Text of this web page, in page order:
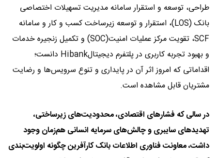
طراحی، توسعه و استقرار سامانه مدیریت تسهیلات اختصاصی
بانک (LOS)، استقرار و توسعه زیرساخت کسب و کار و سامانه
SCF، تقویت مرکز عملیات امنیت(SOC) و تکمیل زنجیره خدمات
و بهبود تجربه کاربری در پلتفرم دیجیتالHibank دانست؛
اقداماتی که امروز اثر آن در پایداری و تنوع سرویس‌ها و رضایت
مشتریان قابل مشاهده است.
در سالی که فشارهای اقتصادی، محدودیت‌های زیرساختی،
تهدیدهای سایبری و چالش‌های سرمایه انسانی هم‌زمان وجود
داشت، معاونت فناوری اطلاعات بانک کارآفرین چگونه اولویت‌بندی